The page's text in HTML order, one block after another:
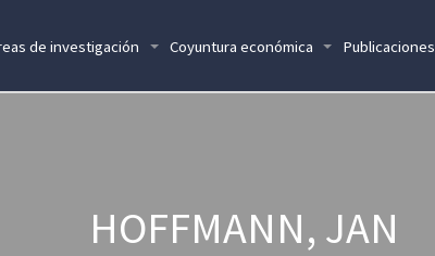
de investigación Coyuntura económica Publicaciones
HOFFMANN, JAN